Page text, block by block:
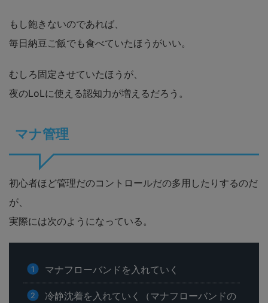
もし飽きないのであれば、
毎日納豆ご飯でも食べていたほうがいい。
むしろ固定させていたほうが、
夜のLoLに使える認知力が増えるだろう。
マナ管理
初心者ほど管理だのコントロールだの多用したりするのだ
が、
実際には次のようになっている。
マナフローバンドを入れていく
冷静沈着を入れていく（マナフローバンドの